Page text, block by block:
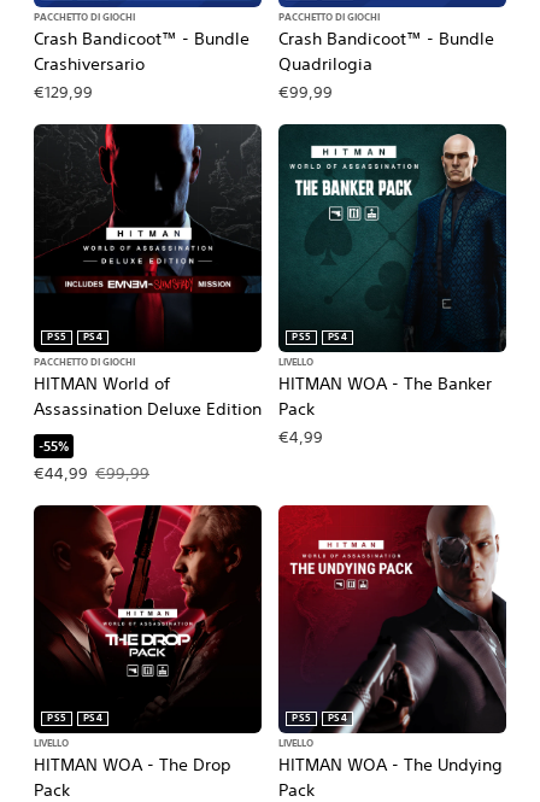
Crash Bandicoot™ - Bundle
Crashiversario
PACCHETTO DI GIOCHI
€129,99
Crash Bandicoot™ - Bundle
Quadrilogia
PACCHETTO DI GIOCHI
€99,99
HITMAN World of
Assassination Deluxe Edition
PS5
PS4
PACCHETTO DI GIOCHI
-55%
€44,99
Prezzo in offerta €44,99. Prezzo originale €99,99.
€99,99
HITMAN WOA - The Banker
Pack
PS5
PS4
LIVELLO
€4,99
HITMAN WOA - The Drop
Pack
PS5
PS4
LIVELLO
HITMAN WOA - The Undying
Pack
PS5
PS4
LIVELLO